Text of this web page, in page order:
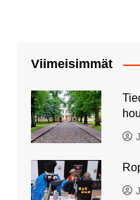
Viimeisimmät